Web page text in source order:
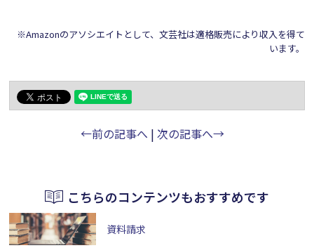
※Amazonのアソシエイトとして、文芸社は適格販売により収入を得て
います。
←前の記事へ | 次の記事へ→
こちらのコンテンツもおすすめです
資料請求